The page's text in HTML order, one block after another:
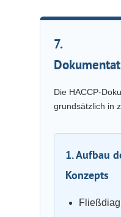
7.
Die HACCP-
grundsätzlich in
1. Aufbau
Konzepts